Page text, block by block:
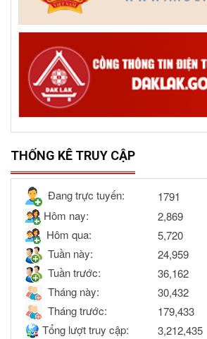
THỐNG KÊ TRUY CẬP
Đang trực tuyến:
1791
Hôm nay:
2,869
Hôm qua:
5,720
Tuần này:
24,959
Tuần trước:
36,162
Tháng này:
30,432
Tháng trước:
179,433
Tổng lượt truy cập:
3,212,435